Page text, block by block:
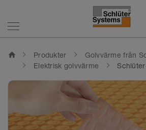
home Produkter
Golvvärme från
Elektrisk golvvärme